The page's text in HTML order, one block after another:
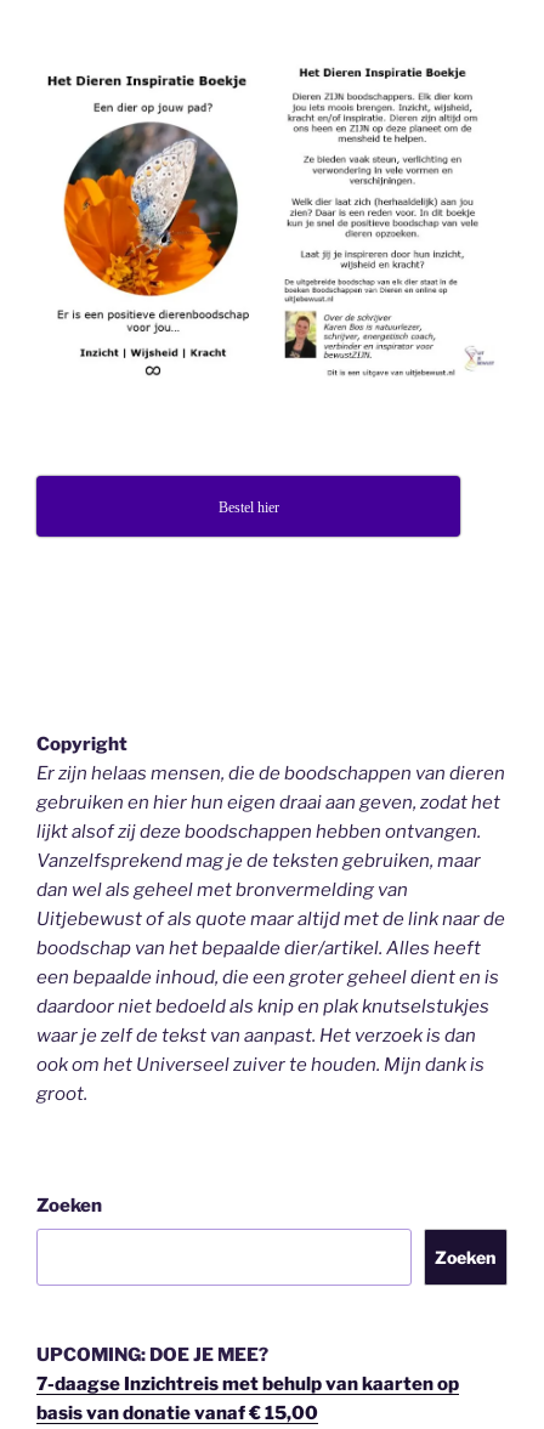
Bestel hier
Copyright
Er zijn helaas mensen, die de boodschappen van dieren
gebruiken en hier hun eigen draai aan geven, zodat het
lijkt alsof zij deze boodschappen hebben ontvangen.
Vanzelfsprekend mag je de teksten gebruiken, maar
dan wel als geheelmet bronvermelding van
Uitjebewustof als quote maar altijd met de link naar de
boodschap van het bepaalde dier/artikel. Alles heeft
een bepaalde inhoud, die een groter geheel dient en is
daardoor niet bedoeld als knip en plak knutselstukjes
waar je zelf de tekst van aanpast. Het verzoek is dan
ook om het Universeel zuiver te houden. Mijn dank is
groot.
Zoeken
Zoeken
UPCOMING: DOE JE MEE?
7-daagse Inzichtreis met behulp van kaarten op
basis van donatie vanaf € 15,00